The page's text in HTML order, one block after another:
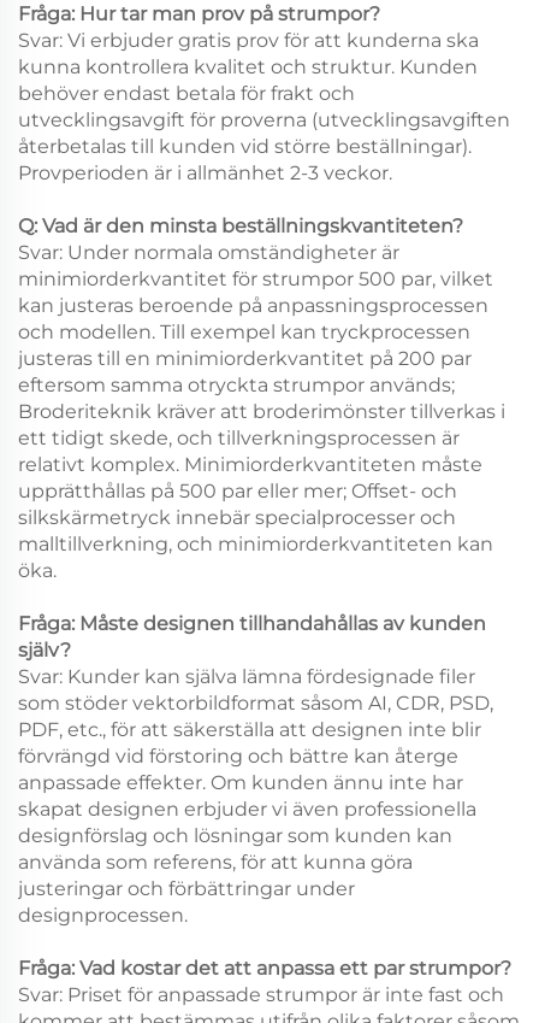
Fråga: Hur tar man prov på strumpor?
Svar: Vi erbjuder gratis prov för att kunderna ska
kunna kontrollera kvalitet och struktur. Kunden
behöver endast betala för frakt och
utvecklingsavgift för proverna (utvecklingsavgiften
återbetalas till kunden vid större beställningar).
Provperioden är i allmänhet 2-3 veckor.
Q: Vad är den minsta beställningskvantiteten?
Svar: Under normala omständigheter är
minimiorderkvantitet för strumpor 500 par, vilket
kan justeras beroende på anpassningsprocessen
och modellen. Till exempel kan tryckprocessen
justeras till en minimiorderkvantitet på 200 par
eftersom samma otryckta strumpor används;
Broderiteknik kräver att broderimönster tillverkas i
ett tidigt skede, och tillverkningsprocessen är
relativt komplex. Minimiorderkvantiteten måste
upprätthållas på 500 par eller mer; Offset- och
silkskärmetryck innebär specialprocesser och
malltillverkning, och minimiorderkvantiteten kan
öka.
Fråga: Måste designen tillhandahållas av kunden
själv?
Svar: Kunder kan själva lämna fördesignade filer
som stöder vektorbildformat såsom AI, CDR, PSD,
PDF, etc., för att säkerställa att designen inte blir
förvrängd vid förstoring och bättre kan återge
anpassade effekter. Om kunden ännu inte har
skapat designen erbjuder vi även professionella
designförslag och lösningar som kunden kan
använda som referens, för att kunna göra
justeringar och förbättringar under
designprocessen.
Fråga: Vad kostar det att anpassa ett par strumpor?
Svar: Priset för anpassade strumpor är inte fast och